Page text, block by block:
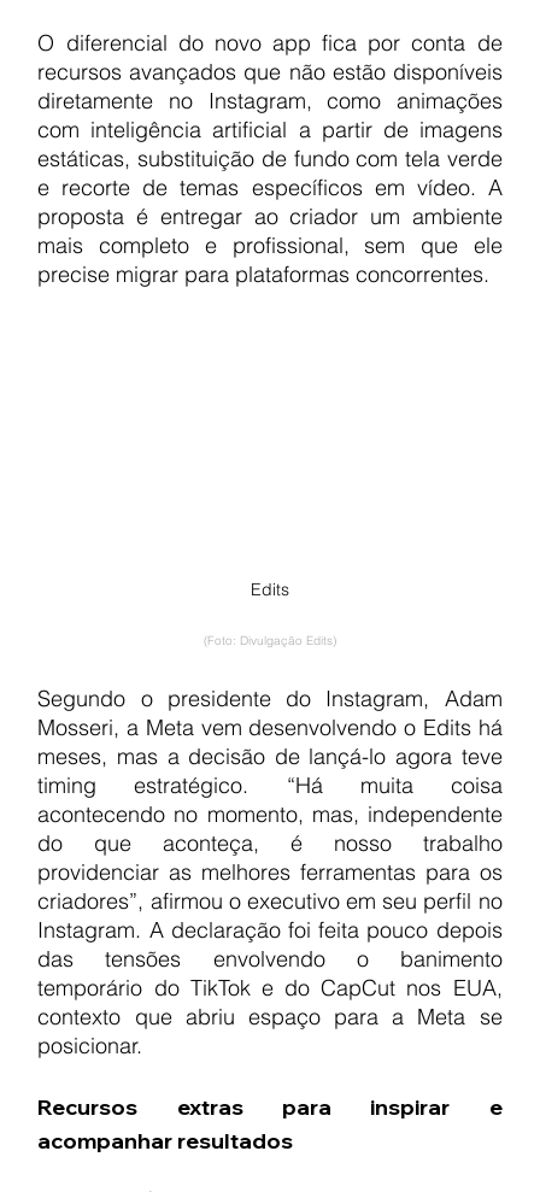
O diferencial do novo app fica por conta de
recursos avançados que não estão disponíveis
diretamente no Instagram, como animações
com inteligência artificial a partir de imagens
estáticas, substituição de fundo com tela verde
e recorte de temas específicos em vídeo. A
proposta é entregar ao criador um ambiente
mais completo e profissional, sem que ele
precise migrar para plataformas concorrentes.
Edits
(Foto: Divulgação Edits)
Segundo o presidente do Instagram, Adam
Mosseri, a Meta vem desenvolvendo o Edits há
meses, mas a decisão de lançá-lo agora teve
timing estratégico. “Há muita coisa
acontecendo no momento, mas, independente
do que aconteça, é nosso trabalho
providenciar as melhores ferramentas para os
criadores”, afirmou o executivo em seu perfil no
Instagram. A declaração foi feita pouco depois
das tensões envolvendo o banimento
temporário do TikTok e do CapCut nos EUA,
contexto que abriu espaço para a Meta se
posicionar.
Recursos extras para inspirar e
acompanhar resultados